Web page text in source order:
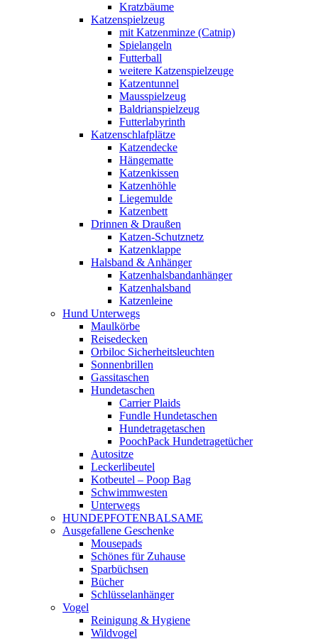
Kratzbäume
Katzenspielzeug
mit Katzenminze (Catnip)
Spielangeln
Futterball
weitere Katzenspielzeuge
Katzentunnel
Mausspielzeug
Baldrianspielzeug
Futterlabyrinth
Katzenschlafplätze
Katzendecke
Hängematte
Katzenkissen
Katzenhöhle
Liegemulde
Katzenbett
Drinnen & Draußen
Katzen-Schutznetz
Katzenklappe
Halsband & Anhänger
Katzenhalsbandanhänger
Katzenhalsband
Katzenleine
Hund Unterwegs
Maulkörbe
Reisedecken
Orbiloc Sicherheitsleuchten
Sonnenbrillen
Gassitaschen
Hundetaschen
Carrier Plaids
Fundle Hundetaschen
Hundetragetaschen
PoochPack Hundetragetücher
Autositze
Leckerlibeutel
Kotbeutel – Poop Bag
Schwimmwesten
Unterwegs
HUNDEPFOTENBALSAME
Ausgefallene Geschenke
Mousepads
Schönes für Zuhause
Sparbüchsen
Bücher
Schlüsselanhänger
Vogel
Reinigung & Hygiene
Wildvogel